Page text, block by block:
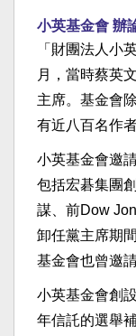
小英基金會 辦
「財團法人小
月，當時蔡英
主席。基金會
有近八百名作
小英基金會邀
包括宏碁集團
謀、前Dow
卸任黨主席期
基金會也曾邀
小英基金會創
年信託的選舉